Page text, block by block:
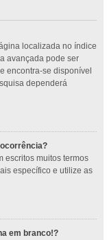
localizada no índice
avançada pode ser
encontra-se disponível
dependerá
escritos muitos termos
específico e utilize as
em branco!?